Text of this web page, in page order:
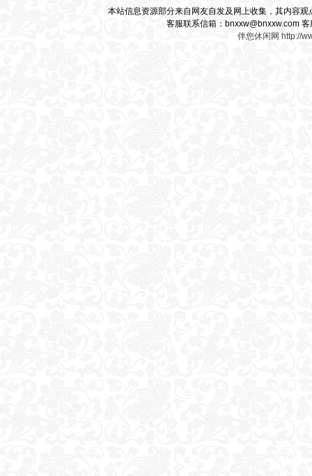
本站信息资源部分来自网友自发及网上收集，其内容
客服联系信箱：bnxxw@bnxxw.com
伴您休闲网 http://